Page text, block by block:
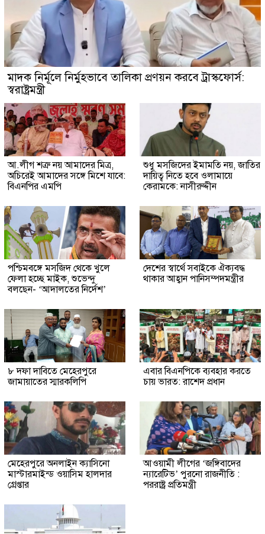
মাদক নির্মূলে নির্মুহভাবে তালিকা প্রণয়ন করবে ট্রাস্কফোর্স:
স্বরাষ্ট্রমন্ত্রী
আ.লীগ শত্রু নয় আমাদের মিত্র,
অচিরেই আমাদের সঙ্গে মিশে যাবে:
বিএনপির এমপি
শুধু মসজিদের ইমামতি নয়, জাতির
দায়িত্ব নিতে হবে ওলামায়ে
কেরামকে: নাসীরুদ্দীন
পশ্চিমবঙ্গে মসজিদ থেকে খুলে
ফেলা হচ্ছে মাইক, শুভেন্দু
বলছেন- ‘আদালতের নির্দেশ’
দেশের স্বার্থে সবাইকে ঐক্যবদ্ধ
থাকার আহ্বান পানিসম্পদমন্ত্রীর
৮ দফা দাবিতে মেহেরপুরে
জামায়াতের স্মারকলিপি
এবার বিএনপিকে ব্যবহার করতে
চায় ভারত: রাশেদ প্রধান
মেহেরপুরে অনলাইন ক্যাসিনো
মাস্টারমাইন্ড ওয়াসিম হালদার
গ্রেপ্তার
আওয়ামী লীগের ‘জঙ্গিবাদের
ন্যারেটিভ’ পুরনো রাজনীতি :
পররাষ্ট্র প্রতিমন্ত্রী